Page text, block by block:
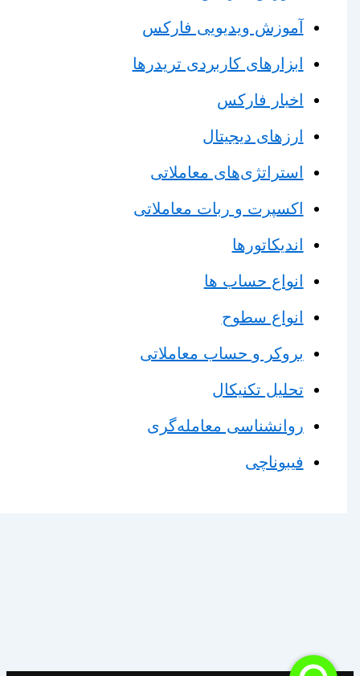
آموزش ویدیویی فارکس
ابزارهای کاربردی تریدرها
اخبار فارکس
ارزهای دیجیتال
استراتژی‌های معاملاتی
اکسپرت و ربات معاملاتی
اندیکاتورها
انواع حساب ها
انواع سطوح
بروکر و حساب معاملاتی
تحلیل تکنیکال
روانشناسی معامله‌گری
فیبوناچی